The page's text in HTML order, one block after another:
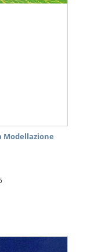
Modellazione